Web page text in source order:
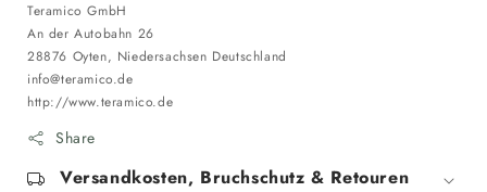
Teramico GmbH
An der Autobahn 26
28876 Oyten, Niedersachsen Deutschland
info@teramico.de
http://www.teramico.de
Share
Versandkosten, Bruchschutz & Retouren